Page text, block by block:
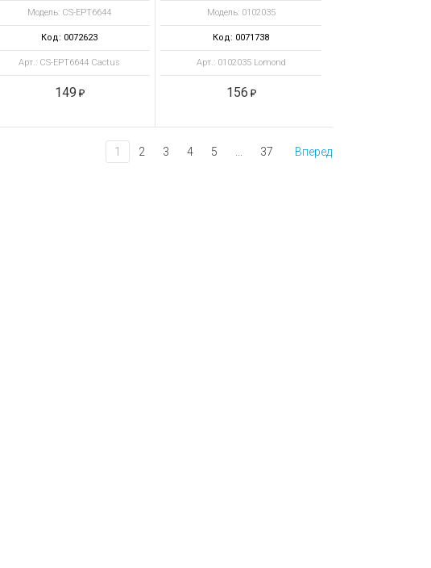
Модель: CS-EPT6644
Код: 0072623
Арт.: CS-EPT6644 Cactus
149
Модель: 0102035
Код: 0071738
Арт.: 0102035 Lomond
156
1 2 3 4 5 37 Вперед